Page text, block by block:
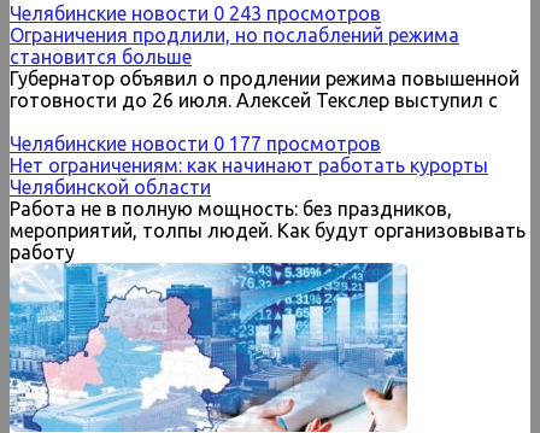
Челябинские новости 0 243 просмотров
Ограничения продлили, но послаблений режима
становится больше
Губернатор объявил о продлении режима повышенной
готовности до 26 июля. Алексей Текслер выступил с
Челябинские новости 0 177 просмотров
Нет ограничениям: как начинают работать курорты
Челябинской области
Работа не в полную мощность: без праздников,
мероприятий, толпы людей. Как будут организовывать
работу